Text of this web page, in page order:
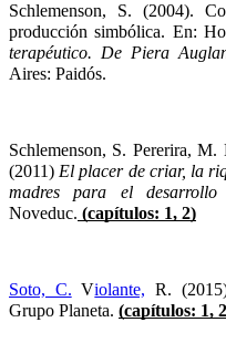
Schlemenson, S. (2004).
producción simbólica. En:
terapéutico. De Piera
Aires: Paidós.
Schlemenson, S. Pererira,
(2011) El placer de criar, la
madres para el desarrollo
Noveduc. (capítulos: 1, 2)
Soto, C. Violante, R.
Grupo Planeta. (capítulos: 1,